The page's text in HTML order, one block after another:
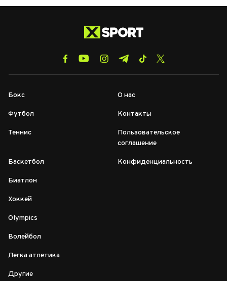
Бокс
Футбол
Теннис
Баскетбол
Биатлон
Хоккей
Olympics
Волейбол
Легка атлетика
Другие
О нас
Контакты
Пользовательское
соглашение
Конфиденциальность